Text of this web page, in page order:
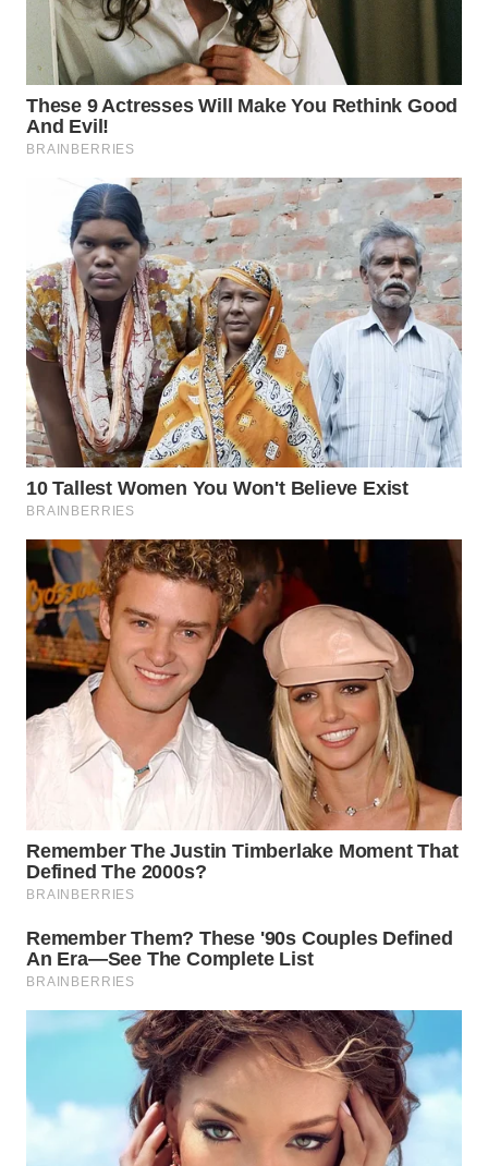
WN
INDRAMAYU
WN
KUNINGAN
WN
MAJALENGKA
WN
SUBANG
WN
SUKABUMI
WN
PURWAKARTA
WN
TIMUR
WN
SEMARANG
SOLO
WN
WN
MADURA
SURABAYA
WN
NATUNA
BINTAN